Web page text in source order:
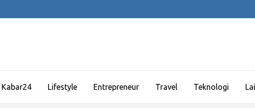
Kabar24 Lifestyle Entrepreneur Travel Teknologi